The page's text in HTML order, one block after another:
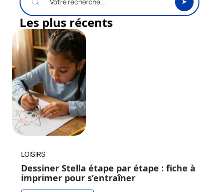
Les plus récents
LOISIRS
Dessiner Stella étape par étape : fiche à
imprimer pour s’entraîner